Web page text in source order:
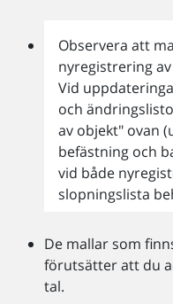
Observera att
nyregistrering
Vid
och
av objekt" ovan
befästning och
vid både
slopningslista
De mallar som
förutsätter att du
tal.